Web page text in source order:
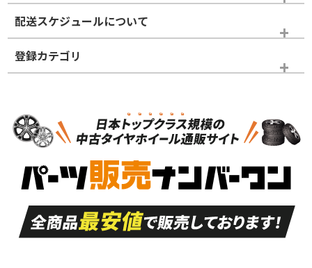
※商品ランクは出品者の主観により判断しておりますので、あら
かじめご了承ください。
ホイールランク
S
品）
S
新車外し品（新古
付き
A
走行距離も少なく、
目立つ傷もほとんど
ない中古品
A
走行距離も少なく、
非常に状態の良い中
古品
配送スケジュールについて
登録カテゴリ
スタッドレスタイヤホイールセット